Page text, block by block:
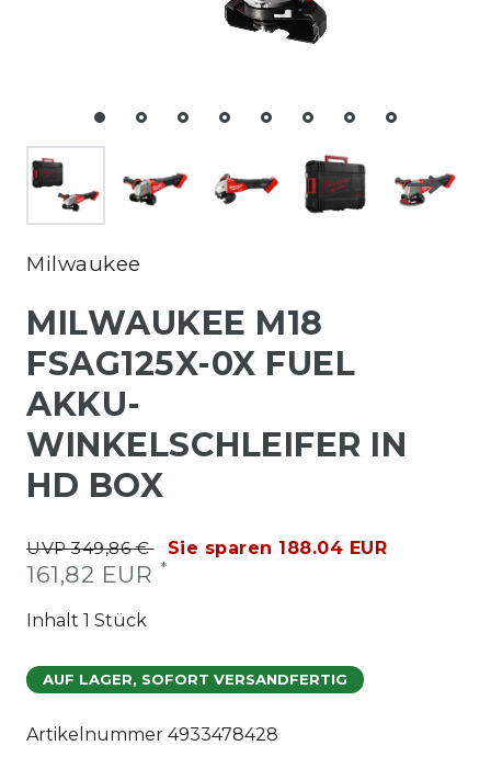
Milwaukee
MILWAUKEE M18
FSAG125X-0X FUEL
AKKU-
WINKELSCHLEIFER IN
HD BOX
UVP 349,86 € Sie sparen 188.04 EUR
161,82 EUR *
Inhalt 1 Stück
AUF LAGER, SOFORT VERSANDFERTIG
Artikelnummer 4933478428